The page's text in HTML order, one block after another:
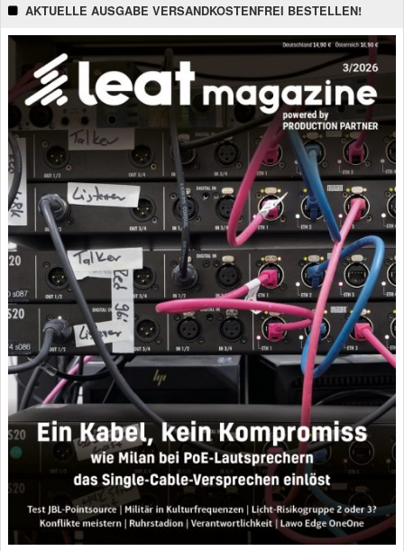
AKTUELLE AUSGABE VERSANDKOSTENFREI BESTELLEN!